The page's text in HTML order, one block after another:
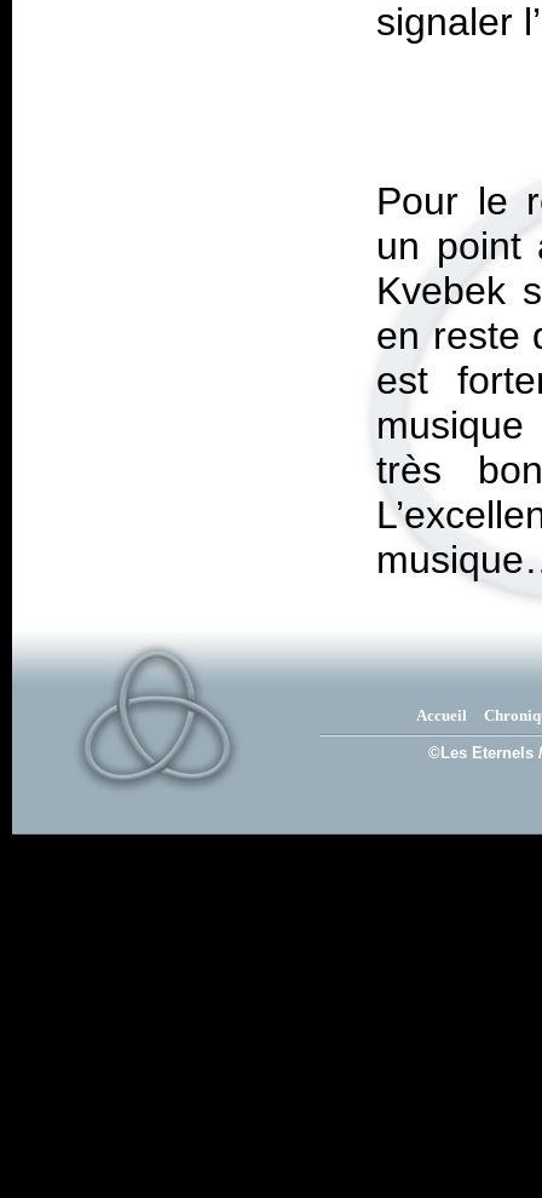
Pour le
un point
Kvebek
en reste
est
très
Accueil
©Les Eternels